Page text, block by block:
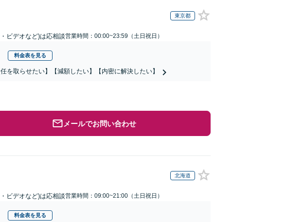
東京都
ビデオなど)は応相談営業時間：00:00~23:59（土日祝日）
料金表を見る
取らせたい】【減額したい】【内密に解決したい】
メールでお問い合わせ
北海道
ビデオなど)は応相談営業時間：09:00~21:00（土日祝日）
料金表を見る